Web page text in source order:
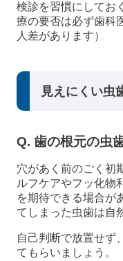
検診を習慣にしてお
療の要否は必ず歯科
人差があります）
見えにくい虫
Q. 歯の根元の虫
穴があく前のごく初
ルフケアやフッ化物
を期待できる場合が
てしまった虫歯は自
自己判断で放置せず
てもらいましょう。